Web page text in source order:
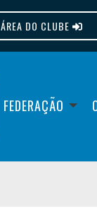
ÁREA DO CLUBE
FEDERAÇÃO